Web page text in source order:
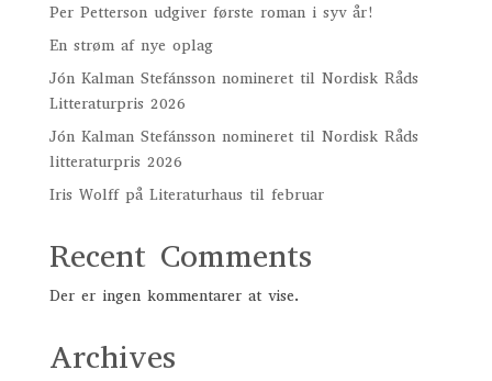
Per Petterson udgiver første roman i syv år!
En strøm af nye oplag
Jón Kalman Stefánsson nomineret til Nordisk Råds
Litteraturpris 2026
Jón Kalman Stefánsson nomineret til Nordisk Råds
litteraturpris 2026
Iris Wolff på Literaturhaus til februar
Recent Comments
Der er ingen kommentarer at vise.
Archives